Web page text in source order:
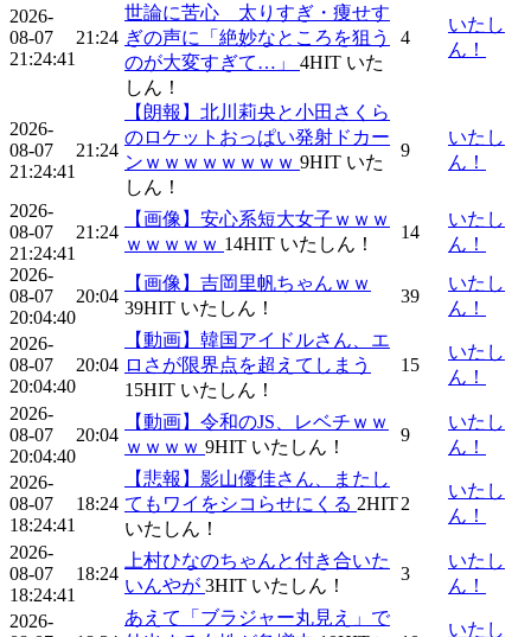
2026-
08-07
21:24:41
21:24
世論に苦心 太りすぎ・痩せす
ぎの声に「絶妙なところを狙う
のが大変すぎて…」 4HIT いた
しん！
4
いたし
ん！
2026-
08-07
21:24:41
21:24
【朗報】北川莉央と小田さくら
のロケットおっぱい発射ドカー
ンｗｗｗｗｗｗｗｗ 9HIT いた
しん！
9
いたし
ん！
2026-
08-07
21:24:41
21:24
【画像】安心系短大女子ｗｗｗ
ｗｗｗｗｗ 14HIT いたしん！
14
いたし
ん！
2026-
08-07
20:04:40
20:04
【画像】吉岡里帆ちゃんｗｗ
39HIT いたしん！
39
いたし
ん！
2026-
08-07
20:04:40
20:04
【動画】韓国アイドルさん、エ
ロさが限界点を超えてしまう
15HIT いたしん！
15
いたし
ん！
2026-
08-07
20:04:40
20:04
【動画】令和のJS、レベチｗｗ
ｗｗｗｗ 9HIT いたしん！
9
いたし
ん！
2026-
08-07
18:24:41
18:24
【悲報】影山優佳さん、またし
てもワイをシコらせにくる 2HIT
いたしん！
2
いたし
ん！
2026-
08-07
18:24:41
18:24
上村ひなのちゃんと付き合いた
いんやが 3HIT いたしん！
3
いたし
ん！
2026-
あえて「ブラジャー丸見え」で
いたし